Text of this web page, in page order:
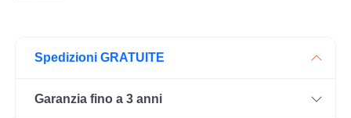
Spedizioni GRATUITE
Garanzia fino a 3 anni